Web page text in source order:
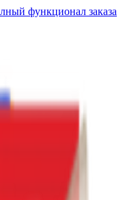
функционал заказа